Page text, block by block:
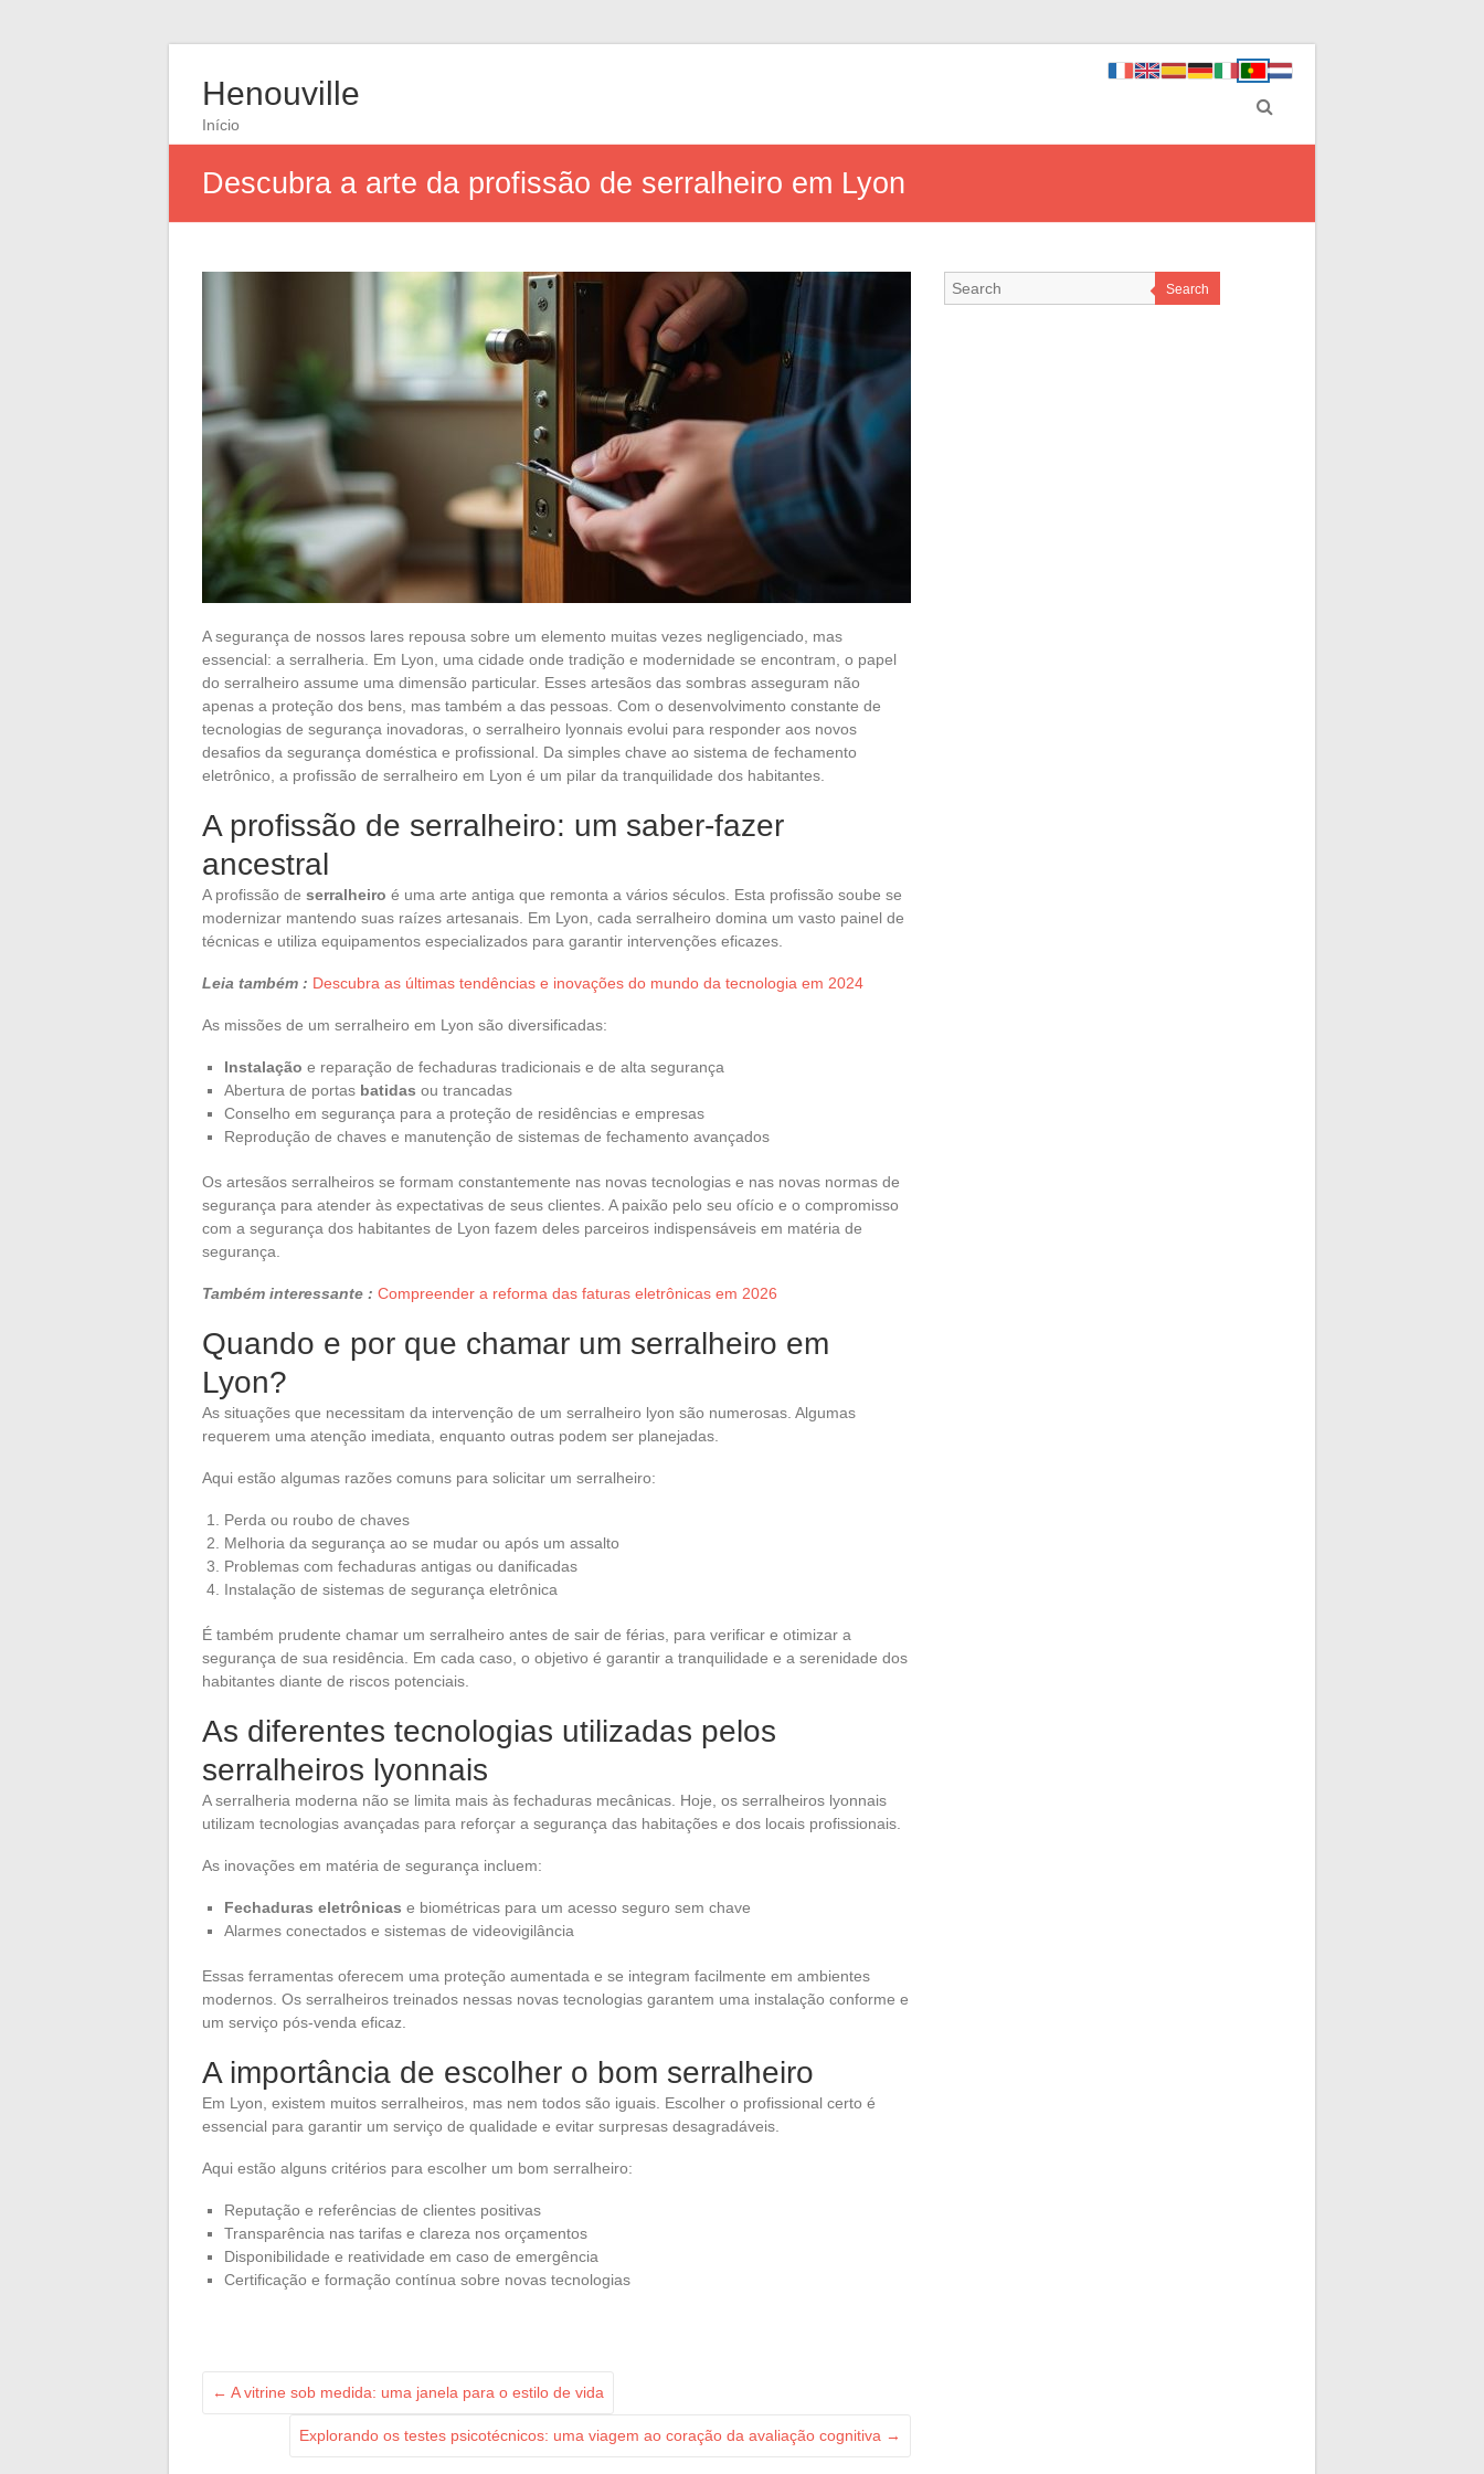
Henouville
Início
Descubra a arte da profissão de serralheiro em Lyon
A segurança de nossos lares repousa sobre um elemento muitas vezes negligenciado, mas
essencial: a serralheria. Em Lyon, uma cidade onde tradição e modernidade se encontram, o papel
do serralheiro assume uma dimensão particular. Esses artesãos das sombras asseguram não
apenas a proteção dos bens, mas também a das pessoas. Com o desenvolvimento constante de
tecnologias de segurança inovadoras, o serralheiro lyonnais evolui para responder aos novos
desafios da segurança doméstica e profissional. Da simples chave ao sistema de fechamento
eletrônico, a profissão de serralheiro em Lyon é um pilar da tranquilidade dos habitantes.
A profissão de serralheiro: um saber-fazer
ancestral
A profissão de serralheiro é uma arte antiga que remonta a vários séculos. Esta profissão soube se
modernizar mantendo suas raízes artesanais. Em Lyon, cada serralheiro domina um vasto painel de
técnicas e utiliza equipamentos especializados para garantir intervenções eficazes.
Leia também : Descubra as últimas tendências e inovações do mundo da tecnologia em 2024
As missões de um serralheiro em Lyon são diversificadas:
Instalação e reparação de fechaduras tradicionais e de alta segurança
Abertura de portas batidas ou trancadas
Conselho em segurança para a proteção de residências e empresas
Reprodução de chaves e manutenção de sistemas de fechamento avançados
Os artesãos serralheiros se formam constantemente nas novas tecnologias e nas novas normas de
segurança para atender às expectativas de seus clientes. A paixão pelo seu ofício e o compromisso
com a segurança dos habitantes de Lyon fazem deles parceiros indispensáveis em matéria de
segurança.
Também interessante : Compreender a reforma das faturas eletrônicas em 2026
Quando e por que chamar um serralheiro em
Lyon?
As situações que necessitam da intervenção de um serralheiro lyon são numerosas. Algumas
requerem uma atenção imediata, enquanto outras podem ser planejadas.
Aqui estão algumas razões comuns para solicitar um serralheiro:
Perda ou roubo de chaves
Melhoria da segurança ao se mudar ou após um assalto
Problemas com fechaduras antigas ou danificadas
Instalação de sistemas de segurança eletrônica
É também prudente chamar um serralheiro antes de sair de férias, para verificar e otimizar a
segurança de sua residência. Em cada caso, o objetivo é garantir a tranquilidade e a serenidade dos
habitantes diante de riscos potenciais.
As diferentes tecnologias utilizadas pelos
serralheiros lyonnais
A serralheria moderna não se limita mais às fechaduras mecânicas. Hoje, os serralheiros lyonnais
utilizam tecnologias avançadas para reforçar a segurança das habitações e dos locais profissionais.
As inovações em matéria de segurança incluem:
Fechaduras eletrônicas e biométricas para um acesso seguro sem chave
Alarmes conectados e sistemas de videovigilância
Essas ferramentas oferecem uma proteção aumentada e se integram facilmente em ambientes
modernos. Os serralheiros treinados nessas novas tecnologias garantem uma instalação conforme e
um serviço pós-venda eficaz.
A importância de escolher o bom serralheiro
Em Lyon, existem muitos serralheiros, mas nem todos são iguais. Escolher o profissional certo é
essencial para garantir um serviço de qualidade e evitar surpresas desagradáveis.
Aqui estão alguns critérios para escolher um bom serralheiro:
Reputação e referências de clientes positivas
Transparência nas tarifas e clareza nos orçamentos
Disponibilidade e reatividade em caso de emergência
Certificação e formação contínua sobre novas tecnologias
← A vitrine sob medida: uma janela para o estilo de vida
Explorando os testes psicotécnicos: uma viagem ao coração da avaliação cognitiva →
Search